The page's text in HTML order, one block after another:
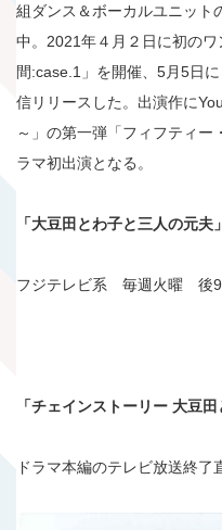
組ダンス＆ボーカルユニット
中。2021年４月２日に初の
間:case.1」を開催、5月5日
信リリースした。出演作に
～」の第一弾「フィフティー
ラマ初出演となる。
「大豆田とわ子と三人の元夫」
フジテレビ系 毎週火曜 後
「チェインストーリー 大豆
ドラマ本編のテレビ放送終了